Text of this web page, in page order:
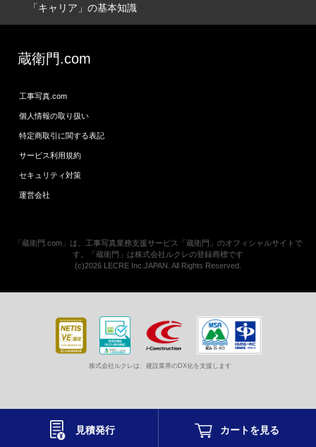
見積発行 カートを見る
「キャリア」の基本知識
蔵衛門.com
工事写真.com
個人情報の取り扱い
特定商取引に関する表記
サービス利用規約
セキュリティ対策
運営会社
「蔵衛門.com」は、工事写真業務支援サービス「蔵衛門」のオフィシャルサイトで
す。「蔵衛門」は株式会社ルクレの登録商標です
(c)2026 LECRE Inc.JAPAN. All Rights Reserved.
株式会社ルクレは、建設業界のDX化を支援します